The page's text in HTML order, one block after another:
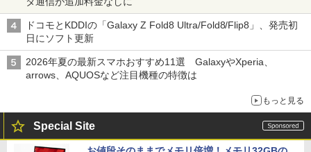
ドコモとKDDIの「Galaxy Z Fold8 Ultra/Fold8/Flip8」、発売初
日にソフト更新
2026年夏の最新スマホおすすめ11選 GalaxyやXperia、
arrows、AQUOSなど注目機種の特徴は
もっと見る
Special Site